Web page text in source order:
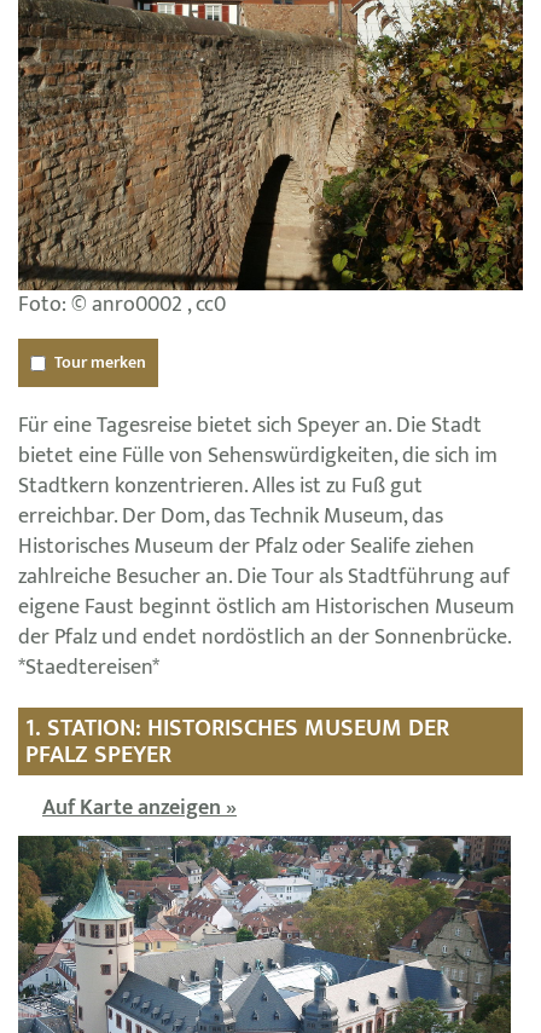
Foto: © anro0002 , cc0
Tour merken
Für eine Tagesreise bietet sich Speyer an. Die Stadt
bietet eine Fülle von Sehenswürdigkeiten, die sich im
Stadtkern konzentrieren. Alles ist zu Fuß gut
erreichbar. Der Dom, das Technik Museum, das
Historisches Museum der Pfalz oder Sealife ziehen
zahlreiche Besucher an. Die Tour als Stadtführung auf
eigene Faust beginnt östlich am Historischen Museum
der Pfalz und endet nordöstlich an der Sonnenbrücke.
*Staedtereisen*
1. STATION: HISTORISCHES MUSEUM DER
PFALZ SPEYER
Auf Karte anzeigen »